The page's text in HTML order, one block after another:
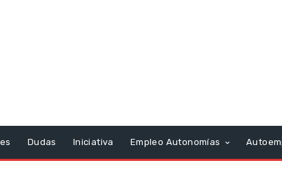
Dudas Iniciativa Empleo Autonomías